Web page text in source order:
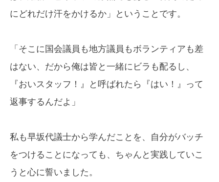
にどれだけ汗をかけるか」ということです。
「そこに国会議員も地方議員もボランティアも差
はない、だから俺は皆と一緒にビラも配るし、
『おいスタッフ！』と呼ばれたら『はい！』って
返事するんだよ」
私も早坂代議士から学んだことを、自分がバッチ
をつけることになっても、ちゃんと実践していこ
うと心に誓いました。